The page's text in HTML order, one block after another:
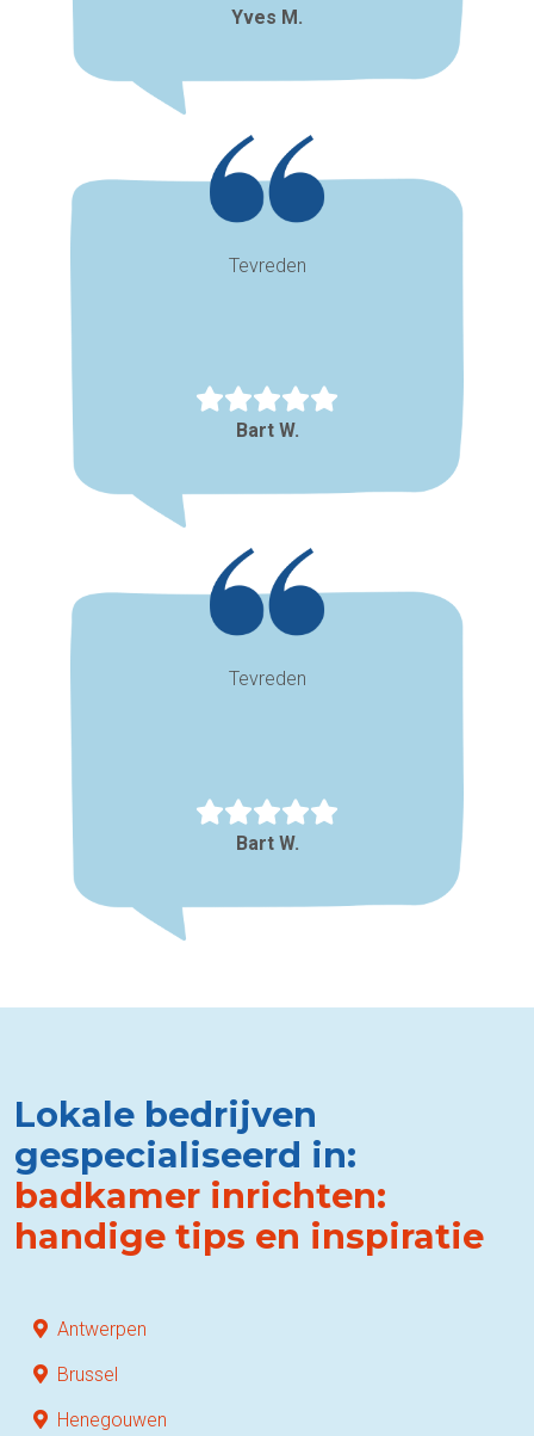
Yves M.
Tevreden
Bart W.
Tevreden
Bart W.
Lokale bedrijven
gespecialiseerd in:
badkamer inrichten:
handige tips en inspiratie
Antwerpen
Brussel
Henegouwen